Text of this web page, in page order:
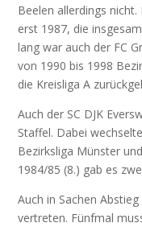
Beelen allerdings
erst 1987, die
lang war auch der FC
von 1990 bis 1998
die Kreisliga A
Auch der SC DJK
Staffel. Dabei
Bezirksliga Münster
1984/85 (8.) gab es
Auch in Sachen
vertreten. Fünfmal